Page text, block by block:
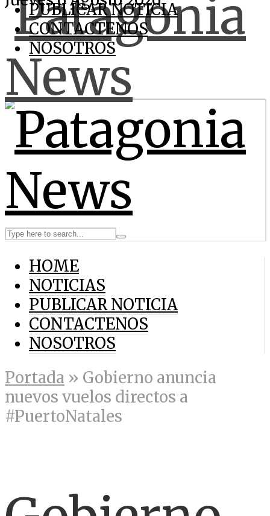
PUBLICAR NOTICIA
CONTACTENOS
NOSOTROS
HOME
NOTICIAS
PUBLICAR NOTICIA
CONTACTENOS
NOSOTROS
Portada » Gobierno anuncia
nuevos vuelos directos a
#PuertoNatales